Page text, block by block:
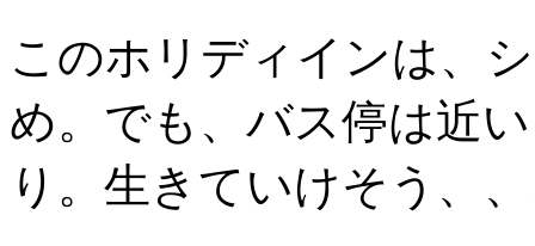
このホリディインは、
め。でも、バス停は近
り。生きていけそう、